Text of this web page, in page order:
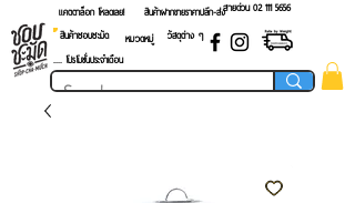
แคตตาล็อก โหลดเลย! สายด่วน 02 ​111 5656
สินค้าฝากขายราคาปลีก-ส่ง
สินค้าชอบชะมัด
หมวดหมู่
วัสดุต่าง ๆ
.... โปรโมชั่นประจำเดือน